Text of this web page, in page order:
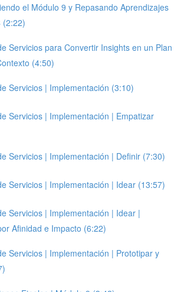
el Módulo 9 y Repasando Aprendizajes
(2:22)
Servicios para Convertir Insights en un Plan
(4:50)
Servicios | Implementación (3:10)
Servicios | Implementación | Empatizar
Servicios | Implementación | Definir (7:30)
Servicios | Implementación | Idear (13:57)
Servicios | Implementación | Idear |
Afinidad e Impacto (6:22)
Servicios | Implementación | Prototipar y